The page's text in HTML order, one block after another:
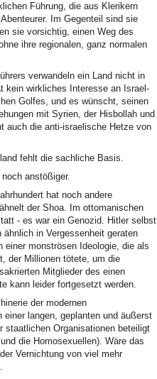
Führung, die aus Klerikern
Im Gegenteil sind sie
sie vorsichtig, einen Weg des
ihre regionalen, ganz normalen
verwandeln ein Land nicht in
kein wirkliches Interesse an Israel-
Golfes, und es wünscht, seinen
mit Syrien, der Hisbollah und
auch die anti-israelische Hetze von
fehlt die sachliche Basis.
anstößiger.
hat noch andere
der Shoa. Im ottomanischen
- es war ein Genozid. Hitler selbst
in Vergessenheit geraten
einer monströsen Ideologie, die als
der Millionen tötete, um die
Mitglieder des einen
kann leider fortgesetzt werden.
der modernen
langen, geplanten und äußerst
staatlichen Organisationen beteiligt
die Homosexuellen). Wäre das
Vernichtung von viel mehr